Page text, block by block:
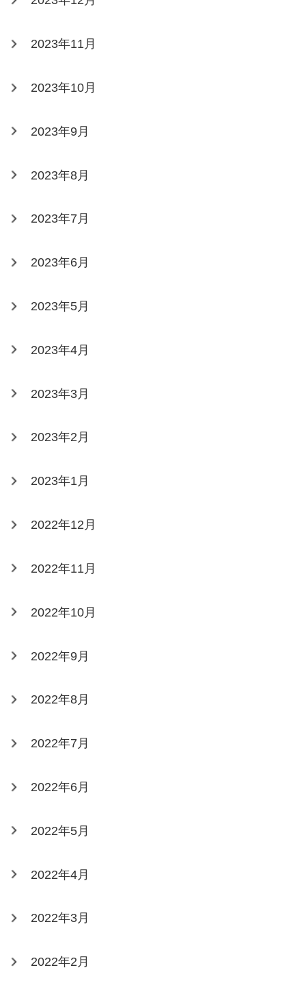
2023年11月
2023年10月
2023年9月
2023年8月
2023年7月
2023年6月
2023年5月
2023年4月
2023年3月
2023年2月
2023年1月
2022年12月
2022年11月
2022年10月
2022年9月
2022年8月
2022年7月
2022年6月
2022年5月
2022年4月
2022年3月
2022年2月